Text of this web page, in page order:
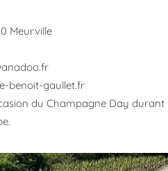
Meurville
benoit-gaullet.fr
du Champagne Day